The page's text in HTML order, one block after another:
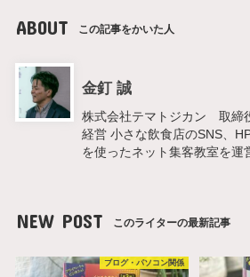
ABOUT この記事をかいた人
金釘 誠
株式会社テマトジカン 取締
経営 小さな飲食店のSNS、
を使ったネット集客教室を運
NEW POST このライターの最新記事
ブログ・パソコン関係